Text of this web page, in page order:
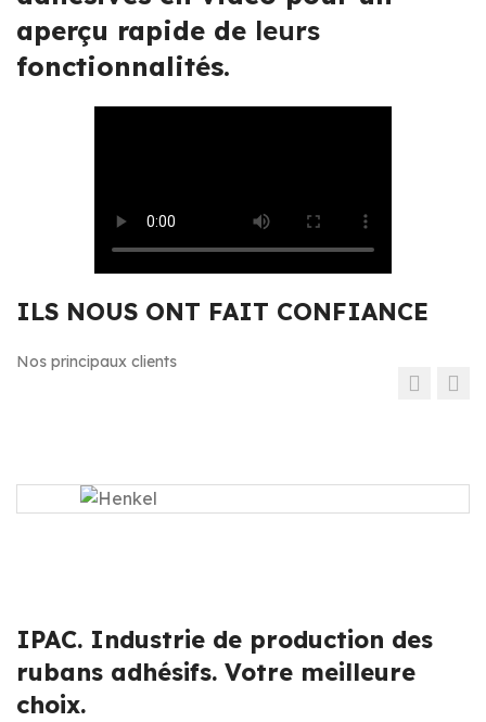
aperçu rapide de leurs
fonctionnalités.
ILS NOUS ONT FAIT CONFIANCE
Nos principaux clients
IPAC. Industrie de production des
rubans adhésifs. Votre meilleure
choix.